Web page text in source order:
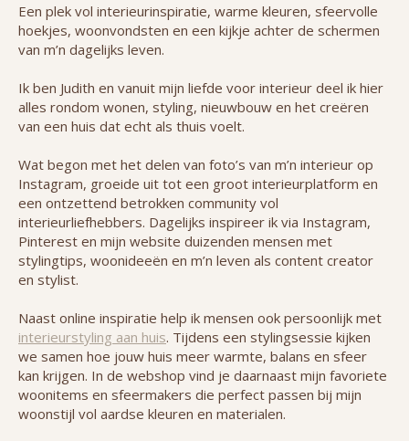
Een plek vol interieurinspiratie, warme kleuren, sfeervolle
hoekjes, woonvondsten en een kijkje achter de schermen
van m’n dagelijks leven.
Ik ben Judith en vanuit mijn liefde voor interieur deel ik hier
alles rondom wonen, styling, nieuwbouw en het creëren
van een huis dat echt als thuis voelt.
Wat begon met het delen van foto’s van m’n interieur op
Instagram, groeide uit tot een groot interieurplatform en
een ontzettend betrokken community vol
interieurliefhebbers. Dagelijks inspireer ik via Instagram,
Pinterest en mijn website duizenden mensen met
stylingtips, woonideeën en m’n leven als content creator
en stylist.
Naast online inspiratie help ik mensen ook persoonlijk met
interieurstyling aan huis. Tijdens een stylingsessie kijken
we samen hoe jouw huis meer warmte, balans en sfeer
kan krijgen. In de webshop vind je daarnaast mijn favoriete
woonitems en sfeermakers die perfect passen bij mijn
woonstijl vol aardse kleuren en materialen.